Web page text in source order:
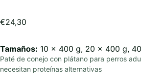
€24,30
Tamaños: 10 x 400 g, 20 x 400 g,
Paté de conejo con plátano para perros
necesitan proteínas alternativas